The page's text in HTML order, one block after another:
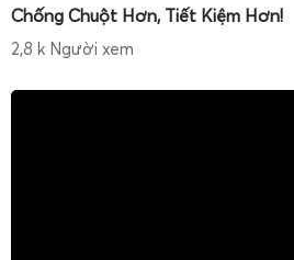
Chống Chuột Hơn, Tiết Kiệm Hơn!
2,8 k Người xem